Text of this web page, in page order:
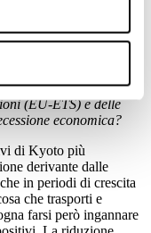
(EU-ETS) e delle
economica?
di Kyoto più
derivante dalle
in periodi di crescita
che trasporti e
farsi però ingannare